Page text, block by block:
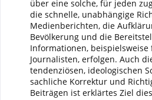
über eine solche, für jeden
die schnelle, unabhängige
Medienberichten, die
Bevölkerung und die
Informationen,
Journalisten, erfolgen. Auch
tendenziösen, ideologischen
sachliche Korrektur und
Beiträgen ist erklärtes Ziel